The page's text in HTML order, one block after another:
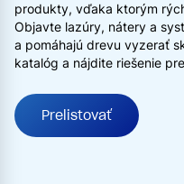
produkty, vďaka ktorým
Objavte lazúry, nátery a
a pomáhajú drevu vyzerať
katalóg a nájdite riešenie
Prelistovať